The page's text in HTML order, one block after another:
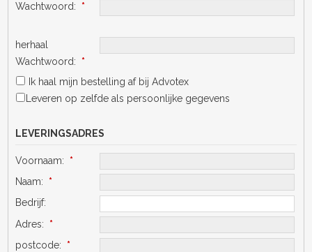
Wachtwoord: *
herhaal
Wachtwoord: *
Ik haal mijn bestelling af bij Advotex
Leveren op zelfde als persoonlijke gegevens
LEVERINGSADRES
Voornaam: *
Naam: *
Bedrijf:
Adres: *
postcode: *